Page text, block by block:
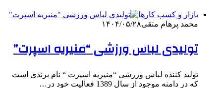
بازار و کسب کارها
محمد پرهام متقی۱۴۰۴/۰۵/۲۸
تولیدی لباس ورزشی “منیریه اسپرت”
تولید کننده لباس ورزشی “منیریه اسپرت “ نام برندی است
که در دامنه موجود از سال 1389 فعالیت خود در…